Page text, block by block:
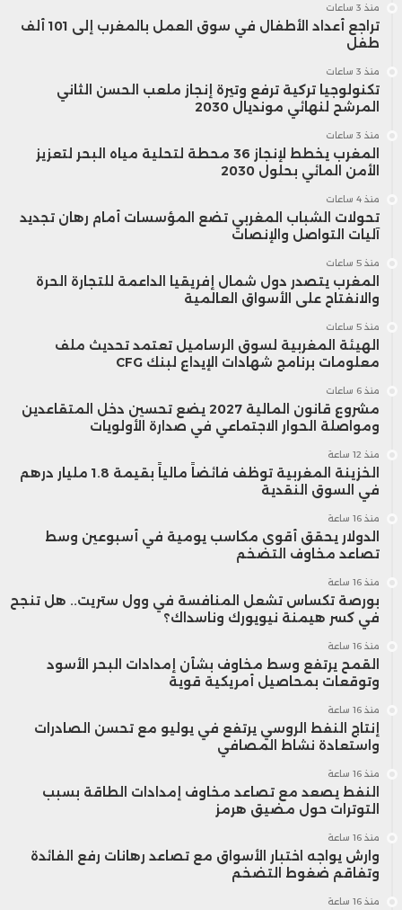
منذ 3 ساعات
تراجع أعداد الأطفال في سوق العمل بالمغرب إلى 101 ألف
طفل
منذ 3 ساعات
تكنولوجيا تركية ترفع وتيرة إنجاز ملعب الحسن الثاني
المرشح لنهائي مونديال 2030
منذ 3 ساعات
المغرب يخطط لإنجاز 36 محطة لتحلية مياه البحر لتعزيز
الأمن المائي بحلول 2030
منذ 4 ساعات
تحولات الشباب المغربي تضع المؤسسات أمام رهان تجديد
آليات التواصل والإنصات
منذ 5 ساعات
المغرب يتصدر دول شمال إفريقيا الداعمة للتجارة الحرة
والانفتاح على الأسواق العالمية
منذ 5 ساعات
الهيئة المغربية لسوق الرساميل تعتمد تحديث ملف
معلومات برنامج شهادات الإيداع لبنك CFG
منذ 6 ساعات
مشروع قانون المالية 2027 يضع تحسين دخل المتقاعدين
ومواصلة الحوار الاجتماعي في صدارة الأولويات
منذ 12 ساعة
الخزينة المغربية توظف فائضاً مالياً بقيمة 1.8 مليار درهم
في السوق النقدية
منذ 16 ساعة
الدولار يحقق أقوى مكاسب يومية في أسبوعين وسط
تصاعد مخاوف التضخم
منذ 16 ساعة
بورصة تكساس تشعل المنافسة في وول ستريت.. هل تنجح
في كسر هيمنة نيويورك وناسداك؟
منذ 16 ساعة
القمح يرتفع وسط مخاوف بشأن إمدادات البحر الأسود
وتوقعات بمحاصيل أمريكية قوية
منذ 16 ساعة
إنتاج النفط الروسي يرتفع في يوليو مع تحسن الصادرات
واستعادة نشاط المصافي
منذ 16 ساعة
النفط يصعد مع تصاعد مخاوف إمدادات الطاقة بسبب
التوترات حول مضيق هرمز
منذ 16 ساعة
وارش يواجه اختبار الأسواق مع تصاعد رهانات رفع الفائدة
وتفاقم ضغوط التضخم
منذ 16 ساعة